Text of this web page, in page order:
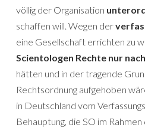
völlig der Organisation
schaffen will. Wegen der
eine Gesellschaft errichten zu
Scientologen Rechte nur
hätten und in der tragende
Rechtsordnung aufgehoben
in Deutschland vom
Behauptung, die SO im